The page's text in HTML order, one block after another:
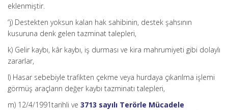
eklenmiştir.
“j) Destekten yoksun kalan hak sahibinin, destek şahsının
kusuruna denk gelen tazminat talepleri,
k) Gelir kaybı, kâr kaybı, iş durması ve kira mahrumiyeti gibi dolaylı
zararlar,
l) Hasar sebebiyle trafikten çekme veya hurdaya çıkarılma işlemi
görmüş araçların değer kaybı tazminatı talepleri,
m) 12/4/1991tarihli ve 3713 sayılı Terörle Mücadele